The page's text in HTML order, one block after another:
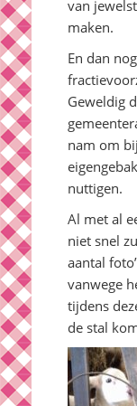
van
maken.
En dan
Geweldig
nam om
nuttigen.
Al met al
niet snel
aantal
vanwege
tijdens
de stal